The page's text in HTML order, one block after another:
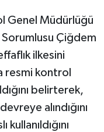
Genel Müdürlüğü
Sorumlusu Çiğdem
ilkesini
resmi kontrol
belirterek,
alındığını